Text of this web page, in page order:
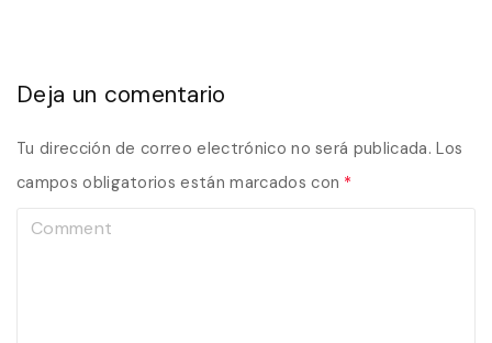
Deja un comentario
Tu dirección de correo electrónico no será publicada. Los
campos obligatorios están marcados con *